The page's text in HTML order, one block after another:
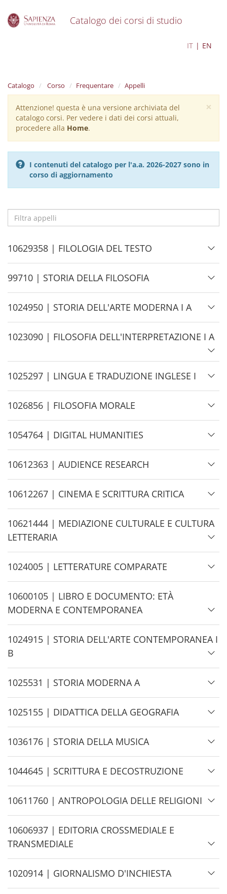
Catalogo dei corsi di studio
IT EN
Catalogo Corso Frequentare Appelli
×
Warning
message
Attenzione! questa è una versione archiviata del
catalogo corsi. Per vedere i dati dei corsi attuali,
procedere alla Home.
I contenuti del catalogo per l'a.a. 2026-2027 sono in
corso di aggiornamento
H
i
d
e
10629358 | FILOLOGIA DEL TESTO
H
i
d
e
99710 | STORIA DELLA FILOSOFIA
H
i
d
1024950 | STORIA DELL'ARTE MODERNA I A
H
d
e
1023090 | FILOSOFIA DELL'INTERPRETAZIONE I A
H
i
d
e
1025297 | LINGUA E TRADUZIONE INGLESE I
H
i
d
e
1026856 | FILOSOFIA MORALE
H
i
d
e
1054764 | DIGITAL HUMANITIES
H
i
d
e
10612363 | AUDIENCE RESEARCH
H
i
d
e
10612267 | CINEMA E SCRITTURA CRITICA
H
i
d
e
10621444 | MEDIAZIONE CULTURALE E CULTURA
LETTERARIA
H
i
d
e
1024005 | LETTERATURE COMPARATE
H
i
d
e
10600105 | LIBRO E DOCUMENTO: ETÀ
MODERNA E CONTEMPORANEA
H
i
d
e
1024915 | STORIA DELL'ARTE CONTEMPORANEA I
B
H
i
d
e
1025531 | STORIA MODERNA A
H
i
d
e
1025155 | DIDATTICA DELLA GEOGRAFIA
H
i
d
e
1036176 | STORIA DELLA MUSICA
H
i
d
e
1044645 | SCRITTURA E DECOSTRUZIONE
H
i
d
e
10611760 | ANTROPOLOGIA DELLE RELIGIONI
H
i
d
e
10606937 | EDITORIA CROSSMEDIALE E
TRANSMEDIALE
H
i
1020914 | GIORNALISMO D'INCHIESTA